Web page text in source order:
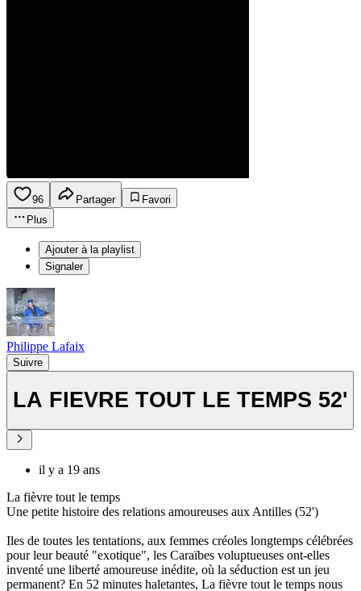
96 Partager
Favori
Plus
Ajouter à la playlist
Signaler
Philippe Lafaix
Suivre
LA FIEVRE TOUT LE TEMPS 52'
il y a 19 ans
La fièvre tout le temps
Une petite histoire des relations amoureuses aux Antilles (52')
Iles de toutes les tentations, aux femmes créoles longtemps célébrées
pour leur beauté "exotique", les Caraïbes voluptueuses ont-elles
inventé une liberté amoureuse inédite, où la séduction est un jeu
permanent? En 52 minutes haletantes, La fièvre tout le temps nous